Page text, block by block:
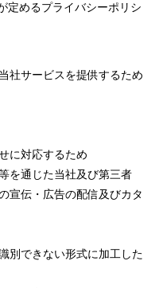
定めるプライバシーポリシ
社サービスを提供するため
に対応するため
を通じた当社及び第三者
宣伝・広告の配信及びカタ
別できない形式に加⼯した